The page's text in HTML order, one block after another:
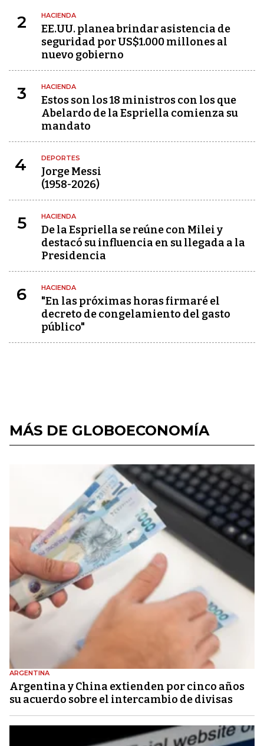
2 HACIENDA
EE.UU. planea brindar asistencia de
seguridad por US$1.000 millones al
nuevo gobierno
3 HACIENDA
Estos son los 18 ministros con los que
Abelardo de la Espriella comienza su
mandato
4 DEPORTES
Jorge Messi
(1958-2026)
5 HACIENDA
De la Espriella se reúne con Milei y
destacó su influencia en su llegada a la
Presidencia
6 HACIENDA
"En las próximas horas firmaré el
decreto de congelamiento del gasto
público"
MÁS DE GLOBOECONOMÍA
ARGENTINA
Argentina y China extienden por cinco años
su acuerdo sobre el intercambio de divisas